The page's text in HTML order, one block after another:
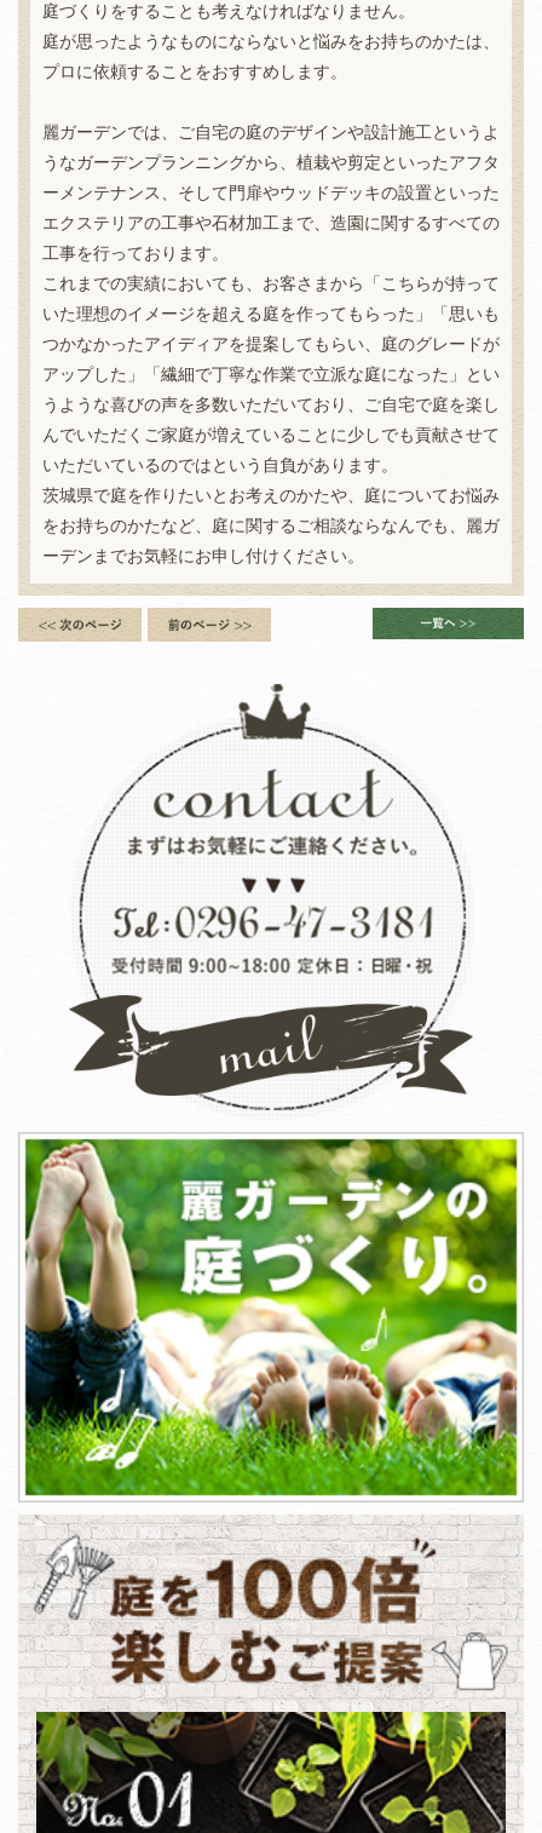
庭づくりをすることも考えなければなりません。
庭が思ったようなものにならないと悩みをお持ちのかたは、
プロに依頼することをおすすめします。
麗ガーデンでは、ご自宅の庭のデザインや設計施工というよ
うなガーデンプランニングから、植栽や剪定といったアフタ
ーメンテナンス、そして門扉やウッドデッキの設置といった
エクステリアの工事や石材加工まで、造園に関するすべての
工事を行っております。
これまでの実績においても、お客さまから「こちらが持って
いた理想のイメージを超える庭を作ってもらった」「思いも
つかなかったアイディアを提案してもらい、庭のグレードが
アップした」「繊細で丁寧な作業で立派な庭になった」とい
うような喜びの声を多数いただいており、ご自宅で庭を楽し
んでいただくご家庭が増えていることに少しでも貢献させて
いただいているのではという自負があります。
茨城県で庭を作りたいとお考えのかたや、庭についてお悩み
をお持ちのかたなど、庭に関するご相談ならなんでも、麗ガ
ーデンまでお気軽にお申し付けください。